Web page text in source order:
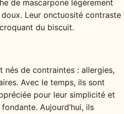
de mascarpone légèrement
Leur onctuosité contraste
du biscuit.
de contraintes : allergies,
Avec le temps, ils sont
pour leur simplicité et
Aujourd’hui, ils